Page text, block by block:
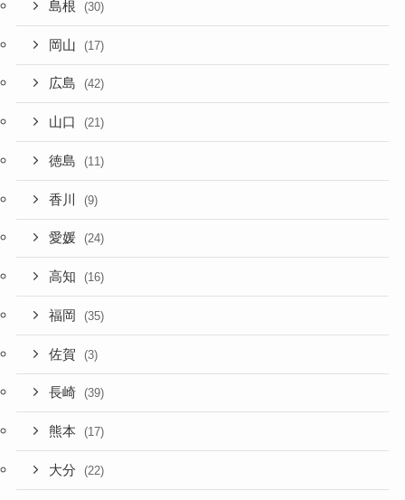
島根 (30)
岡山 (17)
広島 (42)
山口 (21)
徳島 (11)
香川 (9)
愛媛 (24)
高知 (16)
福岡 (35)
佐賀 (3)
長崎 (39)
熊本 (17)
大分 (22)